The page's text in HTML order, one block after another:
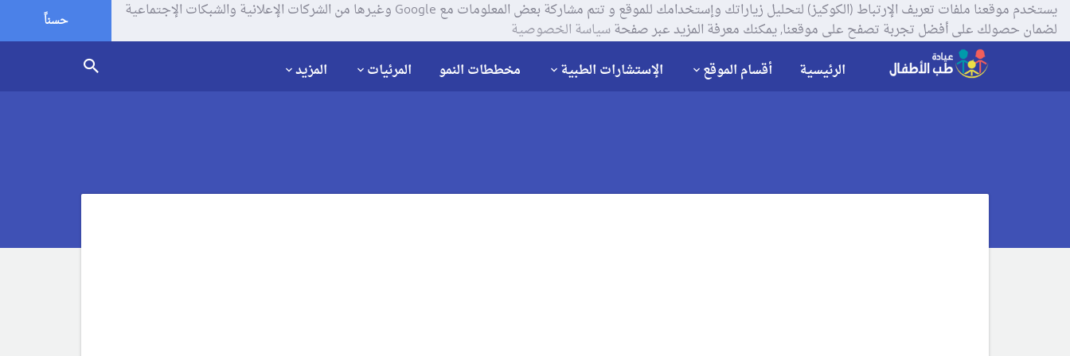
يستخدم موقعنا ملفات تعريف الإرتباط (الكوكيز) لتحليل زياراتك وإستخدامك للموقع و تتم مشاركة بعض المعلومات مع Google وغيرها من الشركات الإعلانية والشبكات الإجتماعية
لضمان حصولك على أفضل تجربة تصفح على موقعنا, يمكنك معرفة المزيد عبر صفحةسياسة الخصوصية حسناً
الرئيسية أقسام الموقع الإستشارات الطبية مخططات النمو المرئيات المزيد